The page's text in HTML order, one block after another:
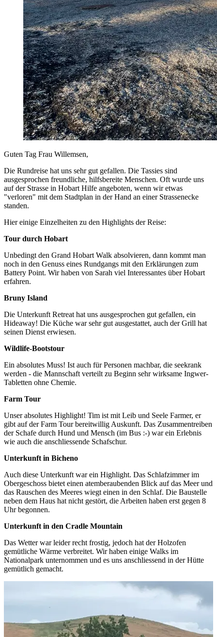
Guten Tag Frau Willemsen,
Die Rundreise hat uns sehr gut gefallen. Die Tassies sind
ausgesprochen freundliche, hilfsbereite Menschen. Oft wurde uns
auf der Strasse in Hobart Hilfe angeboten, wenn wir etwas
"verloren" mit dem Stadtplan in der Hand an einer Strassenecke
standen.
Hier einige Einzelheiten zu den Highlights der Reise:
Tour durch Hobart
Unbedingt den Grand Hobart Walk absolvieren, dann kommt man
noch in den Genuss eines Rundgangs mit den Erklärungen zum
Battery Point. Wir haben von Sarah viel Interessantes über Hobart
erfahren.
Bruny Island
Die Unterkunft Retreat hat uns ausgesprochen gut gefallen, ein
Hideaway! Die Küche war sehr gut ausgestattet, auch der Grill hat
seinen Dienst erwiesen.
Wildlife-Bootstour
Ein absolutes Muss! Ist auch für Personen machbar, die seekrank
werden - die Mannschaft verteilt zu Beginn sehr wirksame Ingwer-
Tabletten ohne Chemie.
Farm Tour
Unser absolutes Highlight! Tim ist mit Leib und Seele Farmer, er
gibt auf der Farm Tour bereitwillig Auskunft. Das Zusammentreiben
der Schafe durch Hund und Mensch (im Bus :-) war ein Erlebnis
wie auch die anschliessende Schafschur.
Unterkunft in Bicheno
Auch diese Unterkunft war ein Highlight. Das Schlafzimmer im
Obergeschoss bietet einen atemberaubenden Blick auf das Meer und
das Rauschen des Meeres wiegt einen in den Schlaf. Die Baustelle
neben dem Haus hat nicht gestört, die Arbeiten haben erst gegen 8
Uhr begonnen.
Unterkunft in den Cradle Mountain
Das Wetter war leider recht frostig, jedoch hat der Holzofen
gemütliche Wärme verbreitet. Wir haben einige Walks im
Nationalpark unternommen und es uns anschliessend in der Hütte
gemütlich gemacht.